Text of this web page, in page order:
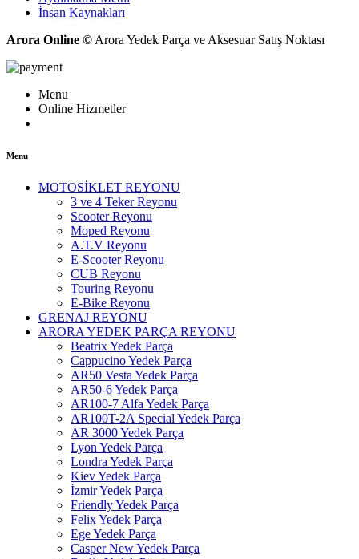
İnsan Kaynakları
Arora Online © Arora Yedek Parça ve Aksesuar Satış Noktası
Menu
Online Hizmetler
Menu
MOTOSİKLET REYONU
3 ve 4 Teker Reyonu
Scooter Reyonu
Moped Reyonu
A.T.V Reyonu
E-Scooter Reyonu
CUB Reyonu
Touring Reyonu
E-Bike Reyonu
GRENAJ REYONU
ARORA YEDEK PARÇA REYONU
Beatrix Yedek Parça
Cappucino Yedek Parça
AR50 Vesta Yedek Parça
AR50-6 Yedek Parça
AR100-7 Alfa Yedek Parça
AR100T-2A Special Yedek Parça
AR 3000 Yedek Parça
Lyon Yedek Parça
Londra Yedek Parça
Kiev Yedek Parça
İzmir Yedek Parça
Friendly Yedek Parça
Felix Yedek Parça
Ege Yedek Parça
Casper New Yedek Parça